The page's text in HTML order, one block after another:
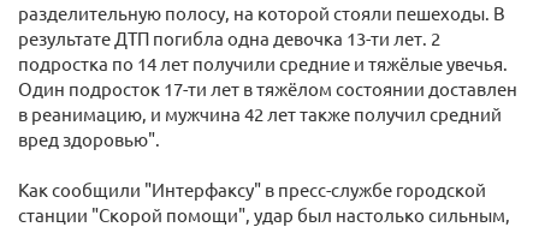
разделительную полосу, на которой стояли пешеходы. В
результате ДТП погибла одна девочка 13-ти лет. 2
подростка по 14 лет получили средние и тяжёлые увечья.
Один подросток 17-ти лет в тяжёлом состоянии доставлен
в реанимацию, и мужчина 42 лет также получил средний
вред здоровью".
Как сообщили "Интерфаксу" в пресс-службе городской
станции "Скорой помощи", удар был настолько сильным,